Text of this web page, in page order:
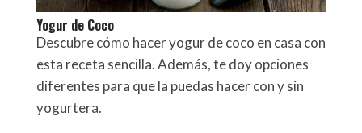
Yogur de Coco
Descubre cómo hacer yogur de coco en casa con
esta receta sencilla. Además, te doy opciones
diferentes para que la puedas hacer con y sin
yogurtera.